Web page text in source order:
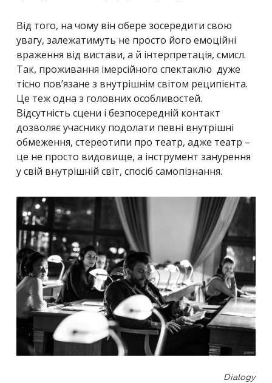
Від того, на чому він обере зосередити свою
увагу, залежатимуть не просто його емоційні
враження від вистави, а й інтерпретація, смисл.
Так, проживання імерсійного спектаклю дуже
тісно пов’язане з внутрішнім світом реципієнта.
Це теж одна з головних особливостей.
Відсутність сцени і безпосередній контакт
дозволяє учаснику подолати певні внутрішні
обмеження, стереотипи про театр, адже театр –
це не просто видовище, а інструмент занурення
у свій внутрішній світ, спосіб самопізнання.
Dialogy